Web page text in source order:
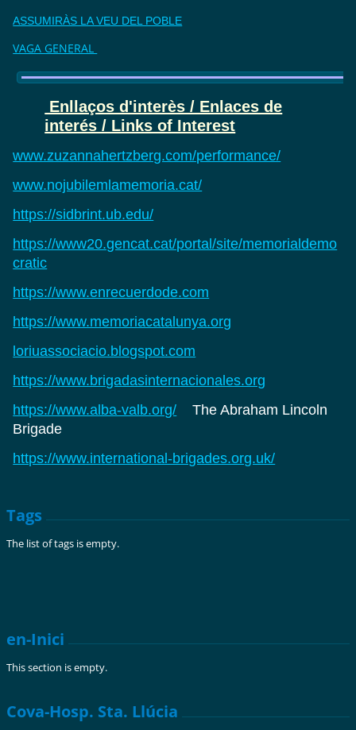
ASSUMIRÀS LA VEU DEL POBLE
VAGA GENERAL
Enllaços d'interès / Enlaces de
interés / Links of Interest
www.zuzannahertzberg.com/performance/
www.nojubilemlamemoria.cat/
https://sidbrint.ub.edu/
https://www20.gencat.cat/portal/site/memorialdemo
cratic
https://www.enrecuerdode.com
https://www.memoriacatalunya.org
loriuassociacio.blogspot.com
https://www.brigadasinternacionales.org
https://www.alba-valb.org/ The Abraham Lincoln
Brigade
https://www.international-brigades.org.uk/
Tags
The list of tags is empty.
en-Inici
This section is empty.
Cova-Hosp. Sta. Llúcia